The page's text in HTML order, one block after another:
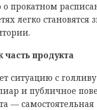
о прокатном
легко становятся
продукта
ситуацию с
и публичное
— самостоятельная